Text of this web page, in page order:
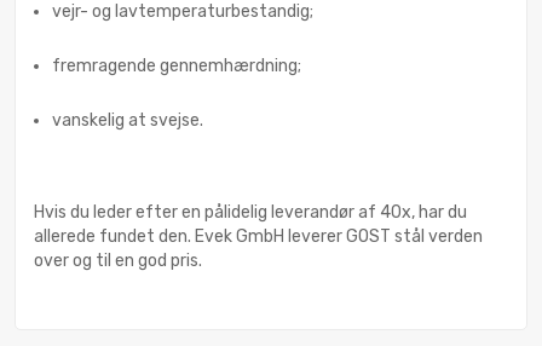
vejr- og lavtemperaturbestandig;
fremragende gennemhærdning;
vanskelig at svejse.
Hvis du leder efter en pålidelig leverandør af 40x, har du
allerede fundet den. Evek GmbH leverer GOST stål verden
over og til en god pris.